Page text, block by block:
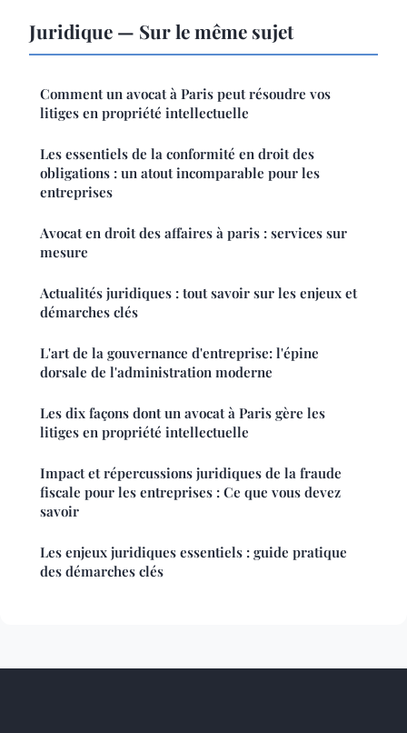
Juridique — Sur le même sujet
Comment un avocat à Paris peut résoudre vos
litiges en propriété intellectuelle
Les essentiels de la conformité en droit des
obligations : un atout incomparable pour les
entreprises
Avocat en droit des affaires à paris : services sur
mesure
Actualités juridiques : tout savoir sur les enjeux et
démarches clés
L'art de la gouvernance d'entreprise: l'épine
dorsale de l'administration moderne
Les dix façons dont un avocat à Paris gère les
litiges en propriété intellectuelle
Impact et répercussions juridiques de la fraude
fiscale pour les entreprises : Ce que vous devez
savoir
Les enjeux juridiques essentiels : guide pratique
des démarches clés